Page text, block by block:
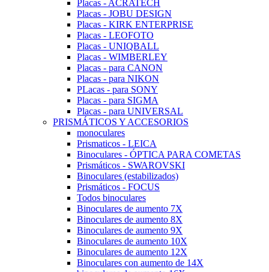
Placas - ACRATECH
Placas - JOBU DESIGN
Placas - KIRK ENTERPRISE
Placas - LEOFOTO
Placas - UNIQBALL
Placas - WIMBERLEY
Placas - para CANON
Placas - para NIKON
PLacas - para SONY
Placas - para SIGMA
Placas - para UNIVERSAL
PRISMÁTICOS Y ACCESORIOS
monoculares
Prismaticos - LEICA
Binoculares - ÓPTICA PARA COMETAS
Prismáticos - SWAROVSKI
Binoculares (estabilizados)
Prismáticos - FOCUS
Todos binoculares
Binoculares de aumento 7X
Binoculares de aumento 8X
Binoculares de aumento 9X
Binoculares de aumento 10X
Binoculares de aumento 12X
Binoculares con aumento de 14X